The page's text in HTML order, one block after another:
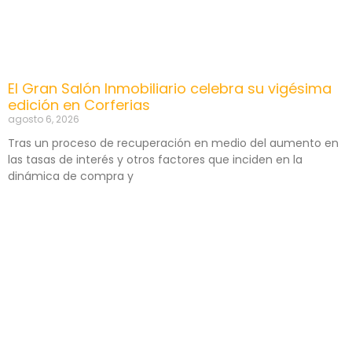
El Gran Salón Inmobiliario celebra su vigésima
edición en Corferias
agosto 6, 2026
Tras un proceso de recuperación en medio del aumento en
las tasas de interés y otros factores que inciden en la
dinámica de compra y